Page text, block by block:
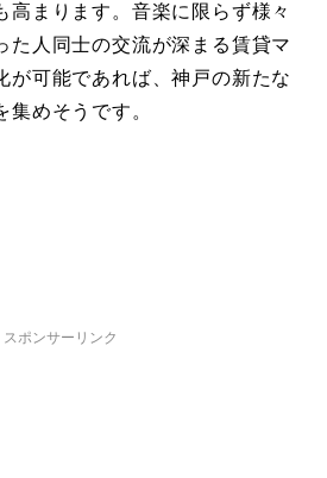
高まります。音楽に限らず様々
た人同士の交流が深まる賃貸マ
が可能であれば、神戸の新たな
めそうです。
スポンサーリンク